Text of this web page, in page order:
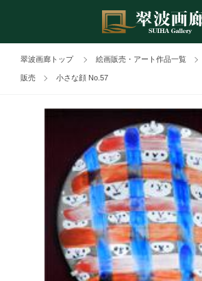
翠波画廊トップ 絵画販売・アート作品一覧
販売 小さな顔 No.57